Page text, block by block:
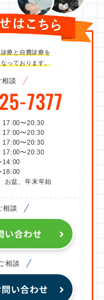
療と自費診療を
っております。
相談
17:00〜20:30
17:00〜20:30
17:00〜20:30
17:00〜20:30
14:00
18:00
お盆、年末年始
相談
相談